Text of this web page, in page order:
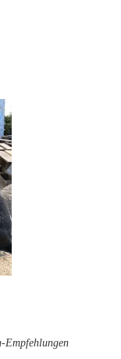
Empfehlungen